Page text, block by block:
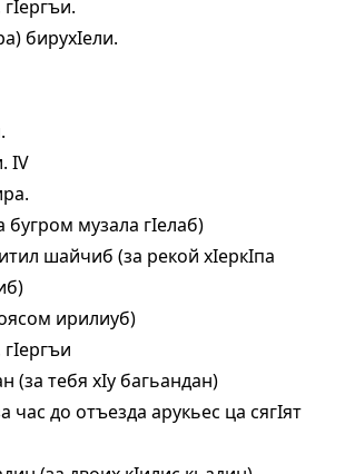
гIергъи.
бирухIели.
IV
бугром музала гIелаб)
шайчиб (за рекой хIеркIпа
ирилиуб)
гIергъи
(за тебя хIу багьандан)
час до отъезда арукьес ца сягIят